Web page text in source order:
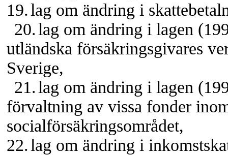
19.lag om ändring i
20.lag om ändring i lagen
utländska försäkringsgivares
Sverige,
21.lag om ändring i lagen
förvaltning av vissa fonder
socialförsäkringsområdet,
22.lag om ändring i